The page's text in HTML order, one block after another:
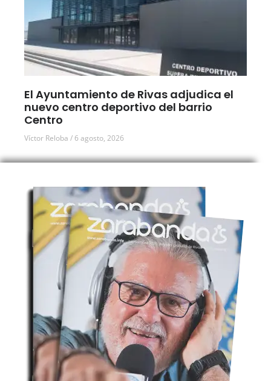
El Ayuntamiento de Rivas adjudica el
nuevo centro deportivo del barrio
Centro
Víctor Reloba 6 agosto, 2026